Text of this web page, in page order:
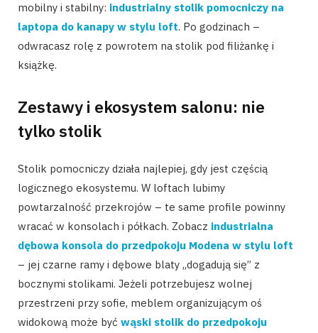
mobilny i stabilny: industrialny stolik pomocniczy na
laptopa do kanapy w stylu loft. Po godzinach –
odwracasz rolę z powrotem na stolik pod filiżankę i
książkę.
Zestawy i ekosystem salonu: nie
tylko stolik
Stolik pomocniczy działa najlepiej, gdy jest częścią
logicznego ekosystemu. W loftach lubimy
powtarzalność przekrojów – te same profile powinny
wracać w konsolach i półkach. Zobacz industrialna
dębowa konsola do przedpokoju Modena w stylu loft
– jej czarne ramy i dębowe blaty „dogadują się” z
bocznymi stolikami. Jeżeli potrzebujesz wolnej
przestrzeni przy sofie, meblem organizującym oś
widokową może być wąski stolik do przedpokoju